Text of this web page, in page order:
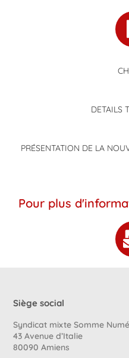
DETAILS
PRÉSENTATION DE LA
Pour plus
Siège social
Syndicat mixte Somme
43 Avenue d’Italie
80090 Amiens